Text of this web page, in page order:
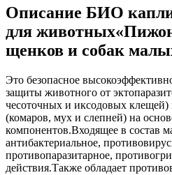
Описание БИО капли
для
щенков и собак
Это безопасное
защиты животного от
чесоточных и иксодовых
(комаров, мух и слепней) на
компонентов.Входящее в состав
антибактериальное,
противопаразитарное,
действия.Также обладает